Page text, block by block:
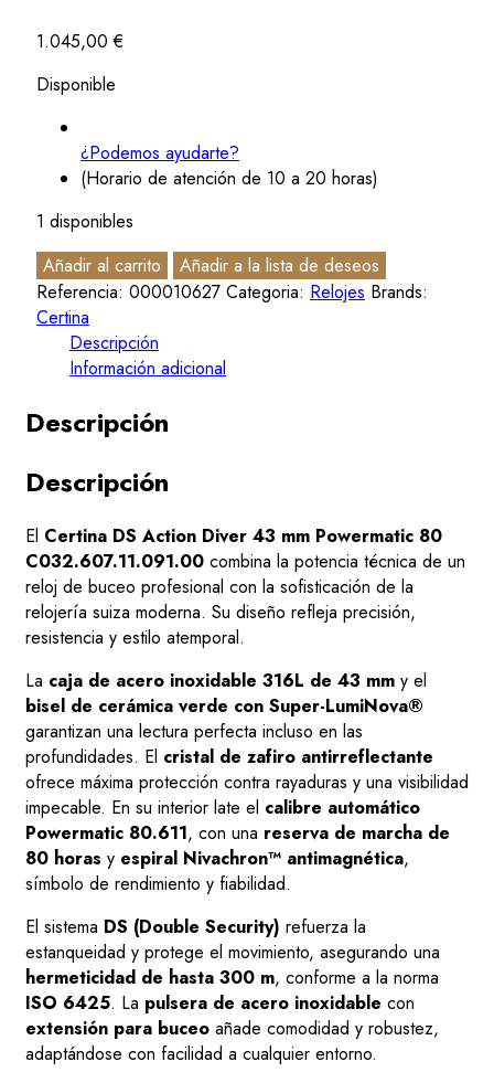
1.045,00€
Disponible
¿Podemos ayudarte?
(Horario de atención de 10 a 20 horas)
1 disponibles
Añadir al carrito
Añadir a la lista de deseos
Referencia: 000010627 Categoria: Relojes Brands:
Certina
Descripción
Información adicional
Descripción
Descripción
El Certina DS Action Diver 43 mm Powermatic 80
C032.607.11.091.00 combina la potencia técnica de un
reloj de buceo profesional con la sofisticación de la
relojería suiza moderna. Su diseño refleja precisión,
resistencia y estilo atemporal.
La caja de acero inoxidable 316L de 43 mm y el
bisel de cerámica verde con Super-LumiNova®
garantizan una lectura perfecta incluso en las
profundidades. El cristal de zafiro antirreflectante
ofrece máxima protección contra rayaduras y una visibilidad
impecable. En su interior late el calibre automático
Powermatic 80.611, con una reserva de marcha de
80 horas y espiral Nivachron™ antimagnética,
símbolo de rendimiento y fiabilidad.
El sistema DS (Double Security) refuerza la
estanqueidad y protege el movimiento, asegurando una
hermeticidad de hasta 300 m, conforme a la norma
ISO 6425. La pulsera de acero inoxidable con
extensión para buceo añade comodidad y robustez,
adaptándose con facilidad a cualquier entorno.